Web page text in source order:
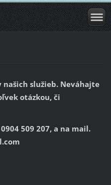
služieb. Neváhajte
otázkou, či
509 207, a na mail.